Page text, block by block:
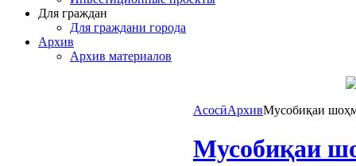
Для граждан
Для граждани города
Архив
Архив материалов
АсосӣАрхивМусобиқаи
Мусобиқаи